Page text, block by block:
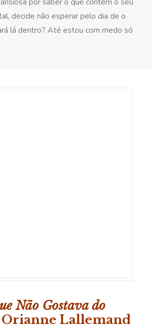
decide não esperar pelo dia de o
lá dentro? Até estou com medo só
Não Gostava do
Orianne Lallemand